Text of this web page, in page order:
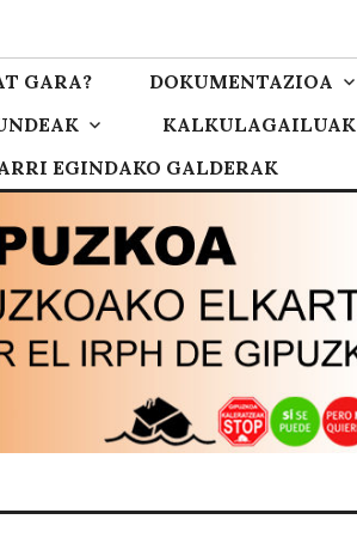
GARA?
DOKUMENTAZIOA
KALKULAGAILUAK
EGINDAKO GALDERAK